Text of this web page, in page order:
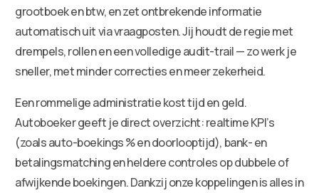
grootboek en btw, en zet ontbrekende informatie
automatisch uit via vraagposten. Jij houdt de regie met
drempels, rollen en een volledige audit-trail — zo werk je
sneller, met minder correcties en meer zekerheid.
Een rommelige administratie kost tijd en geld.
Autoboeker geeft je direct overzicht: realtime KPI’s
(zoals auto-boekings % en doorlooptijd), bank- en
betalingsmatching en heldere controles op dubbele of
afwijkende boekingen. Dankzij onze koppelingen is alles in